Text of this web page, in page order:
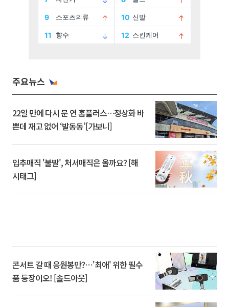
주요뉴스
22일 만에 다시 문 연 홈플러스…정상화 바
쁜데 재고 없어 ‘발동동’[가보니]
입추매직 '불발', 처서매직은 올까요? [해
시태그]
콘서트 갈 때 응원봉만?⋯'최애' 위한 필수
품 등장이오! [솔드아웃]